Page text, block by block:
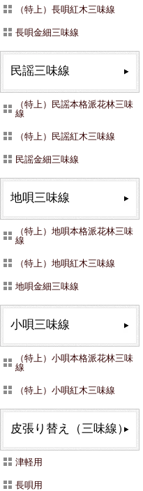
（特上）長唄紅木三味線
長唄金細三味線
民謡三味線
（特上）民謡本格派花林三味
線
（特上）民謡紅木三味線
民謡金細三味線
地唄三味線
（特上）地唄本格派花林三味
線
（特上）地唄紅木三味線
地唄金細三味線
小唄三味線
（特上）小唄本格派花林三味
線
（特上）小唄紅木三味線
皮張り替え（三味線）
津軽用
長唄用